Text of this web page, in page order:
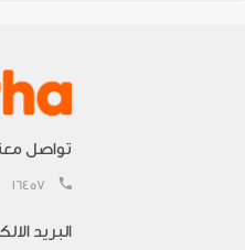
تواصل
16457
البريد